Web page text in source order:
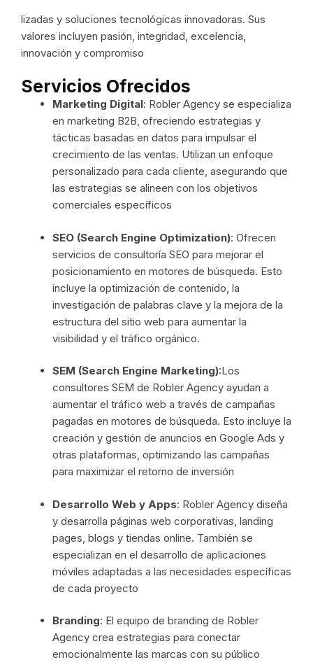
lizadas y soluciones tecnológicas innovadoras. Sus
valores incluyen pasión, integridad, excelencia,
innovación y compromiso
Servicios Ofrecidos
Marketing Digital: Robler Agency se especializa
en marketing B2B, ofreciendo estrategias y
tácticas basadas en datos para impulsar el
crecimiento de las ventas. Utilizan un enfoque
personalizado para cada cliente, asegurando que
las estrategias se alineen con los objetivos
comerciales específicos
SEO (Search Engine Optimization): Ofrecen
servicios de consultoría SEO para mejorar el
posicionamiento en motores de búsqueda. Esto
incluye la optimización de contenido, la
investigación de palabras clave y la mejora de la
estructura del sitio web para aumentar la
visibilidad y el tráfico orgánico.
SEM (Search Engine Marketing):Los
consultores SEM de Robler Agency ayudan a
aumentar el tráfico web a través de campañas
pagadas en motores de búsqueda. Esto incluye la
creación y gestión de anuncios en Google Ads y
otras plataformas, optimizando las campañas
para maximizar el retorno de inversión
Desarrollo Web y Apps: Robler Agency diseña
y desarrolla páginas web corporativas, landing
pages, blogs y tiendas online. También se
especializan en el desarrollo de aplicaciones
móviles adaptadas a las necesidades específicas
de cada proyecto
Branding: El equipo de branding de Robler
Agency crea estrategias para conectar
emocionalmente las marcas con su público